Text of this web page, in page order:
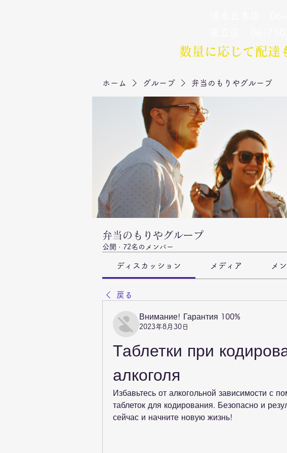
数量に応じて配達
ホーム グループ 弁当のもりやグループ
弁当のもりやグループ
公開 · 72名のメンバー
ディスカッション メディア メ
戻る
Внимание! Гарантия 100%
2023年8月30日
Таблетки при
алкоголя
Избавьтесь от алкогольной зависимости с
таблеток для кодирования. Безопасно и
сейчас и начните новую жизнь!